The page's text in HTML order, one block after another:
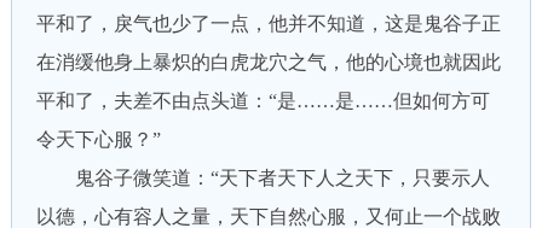
平和了，戾气也少了一点，他并不知道，这是鬼谷子正
在消缓他身上暴炽的白虎龙穴之气，他的心境也就因此
平和了，夫差不由点头道：“是……是……但如何方可
令天下心服？”
鬼谷子微笑道：“天下者天下人之天下，只要示人
以德，心有容人之量，天下自然心服，又何止一个战败